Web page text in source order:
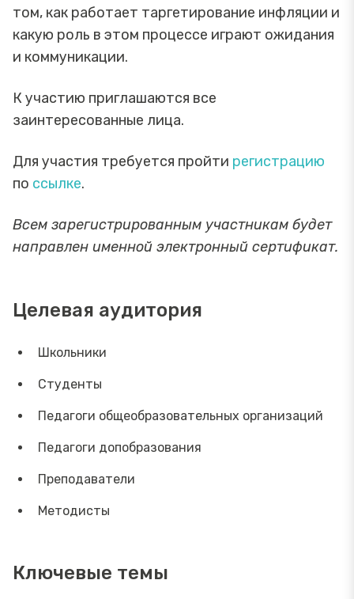
том, как работает таргетирование инфляции и
какую роль в этом процессе играют ожидания
и коммуникации.
К участию приглашаются все
заинтересованные лица.
Для участия требуется пройти регистрацию
по ссылке.
Всем зарегистрированным участникам будет
направлен именной электронный сертификат.
Целевая аудитория
Школьники
Студенты
Педагоги общеобразовательных организаций
Педагоги допобразования
Преподаватели
Методисты
Ключевые темы